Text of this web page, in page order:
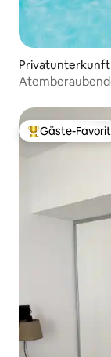
Privatunterkunft
Beliebter Gäste-
Gäste-Favorit